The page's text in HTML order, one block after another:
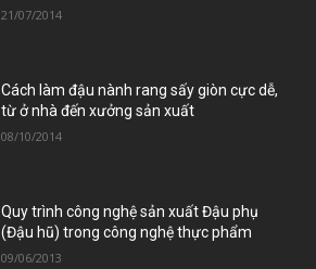
21/07/2014
Cách làm đậu nành rang sấy giòn cực dễ,
từ ở nhà đến xưởng sản xuất
08/10/2014
Quy trình công nghệ sản xuất Đậu phụ
(Đậu hũ) trong công nghệ thực phẩm
09/06/2013